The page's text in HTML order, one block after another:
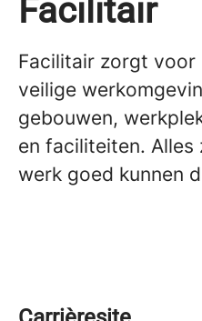
Facilitair
Facilitair zorgt voor
veilige
gebouwen,
en faciliteiten. Alles
werk goed kunnen